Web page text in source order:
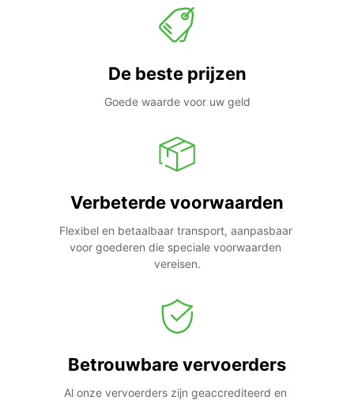
De beste prijzen
Goede waarde voor uw geld
Verbeterde voorwaarden
Flexibel en betaalbaar transport, aanpasbaar
voor goederen die speciale voorwaarden
vereisen.
Betrouwbare vervoerders
Al onze vervoerders zijn geaccrediteerd en